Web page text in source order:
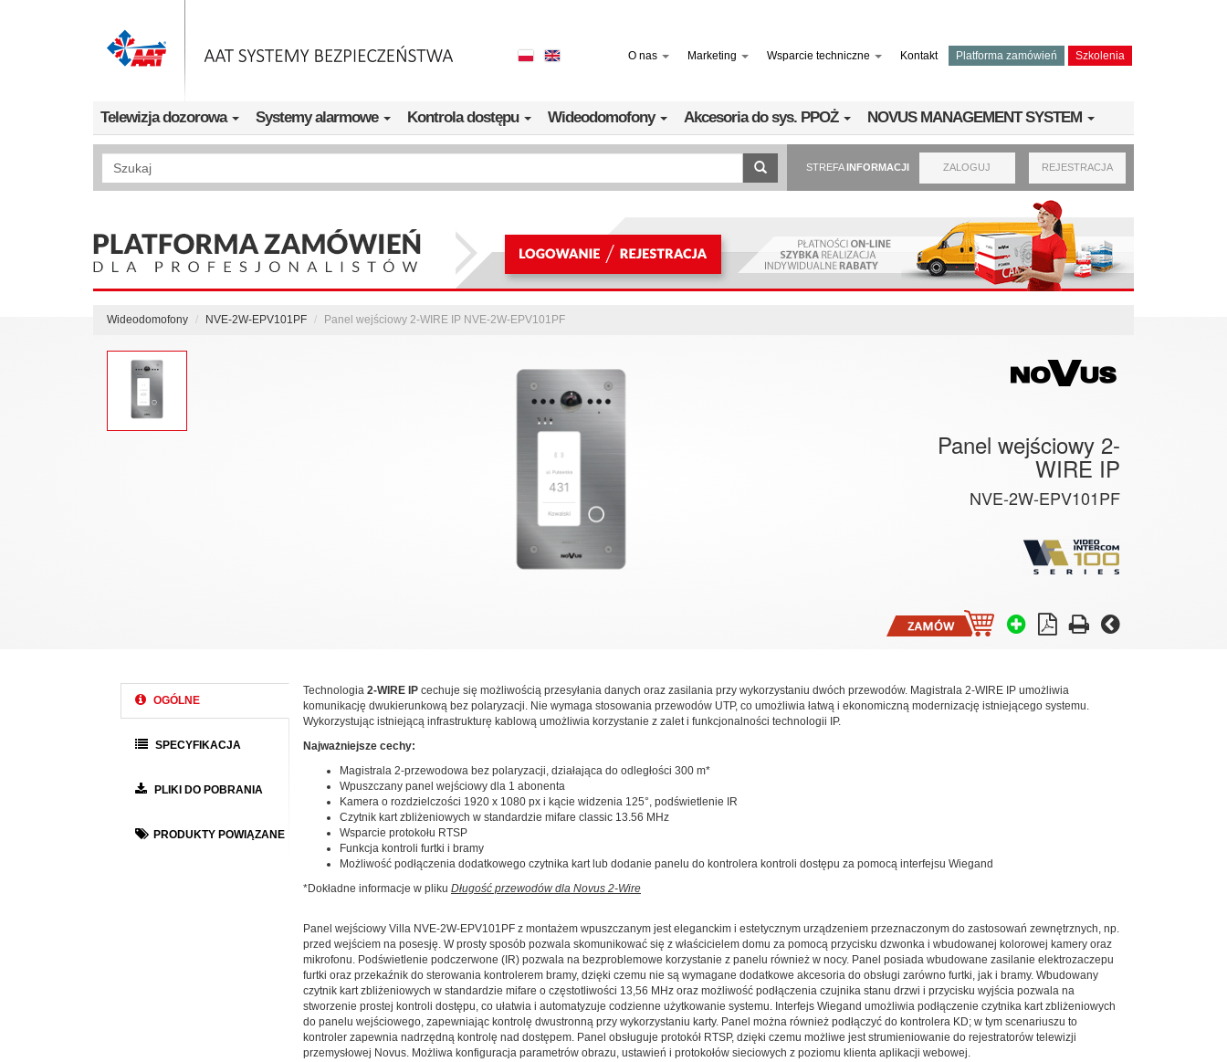
O nas Marketing Wsparcie techniczne Kontakt Platforma zamówień Szkolenia
Telewizja dozorowa Systemy alarmowe Kontrola dostępu Wideodomofony Akcesoria do sys. PPOŻ NOVUS MANAGEMENT SYSTEM
Wyszukiwanie pełnotekstowe STREFAINFORMACJI ZALOGUJ REJESTRACJA
Wideodomofony NVE-2W-EPV101PF Panel wejściowy 2-WIRE IP NVE-2W-EPV101PF
Panel wejściowy 2-
WIRE IP
NVE-2W-EPV101PF
OGÓLNE
SPECYFIKACJA
PLIKI DO POBRANIA
PRODUKTY POWIĄZANE
Technologia 2-WIRE IP cechuje się możliwością przesyłania danych oraz zasilania przy wykorzystaniu dwóch przewodów. Magistrala 2-WIRE IP umożliwia
komunikację dwukierunkową bez polaryzacji. Nie wymaga stosowania przewodów UTP, co umożliwia łatwą i ekonomiczną modernizację istniejącego systemu.
Wykorzystując istniejącą infrastrukturę kablową umożliwia korzystanie z zalet i funkcjonalności technologii IP.
Najważniejsze cechy:
Magistrala 2-przewodowa bez polaryzacji, działająca do odległości 300 m*
Wpuszczany panel wejściowy dla 1 abonenta
Kamera o rozdzielczości 1920 x 1080 px i kącie widzenia 125°, podświetlenie IR
Czytnik kart zbliżeniowych w standardzie mifare classic 13.56 MHz
Wsparcie protokołu RTSP
Funkcja kontroli furtki i bramy
Możliwość podłączenia dodatkowego czytnika kart lub dodanie panelu do kontrolera kontroli dostępu za pomocą interfejsu Wiegand
*Dokładne informacje w pliku Długość przewodów dla Novus 2-Wire
Panel wejściowy Villa NVE-2W-EPV101PF z montażem wpuszczanym jest eleganckim i estetycznym urządzeniem przeznaczonym do zastosowań zewnętrznych, np.
przed wejściem na posesję. W prosty sposób pozwala skomunikować się z właścicielem domu za pomocą przycisku dzwonka i wbudowanej kolorowej kamery oraz
mikrofonu. Podświetlenie podczerwone (IR) pozwala na bezproblemowe korzystanie z panelu również w nocy. Panel posiada wbudowane zasilanie elektrozaczepu
furtki oraz przekaźnik do sterowania kontrolerem bramy, dzięki czemu nie są wymagane dodatkowe akcesoria do obsługi zarówno furtki, jak i bramy. Wbudowany
czytnik kart zbliżeniowych w standardzie mifare o częstotliwości 13,56 MHz oraz możliwość podłączenia czujnika stanu drzwi i przycisku wyjścia pozwala na
stworzenie prostej kontroli dostępu, co ułatwia i automatyzuje codzienne użytkowanie systemu. Interfejs Wiegand umożliwia podłączenie czytnika kart zbliżeniowych
do panelu wejściowego, zapewniając kontrolę dwustronną przy wykorzystaniu karty. Panel można również podłączyć do kontrolera KD; w tym scenariuszu to
kontroler zapewnia nadrzędną kontrolę nad dostępem. Panel obsługuje protokół RTSP, dzięki czemu możliwe jest strumieniowanie do rejestratorów telewizji
przemysłowej Novus. Możliwa konfiguracja parametrów obrazu, ustawień i protokołów sieciowych z poziomu klienta aplikacji webowej.